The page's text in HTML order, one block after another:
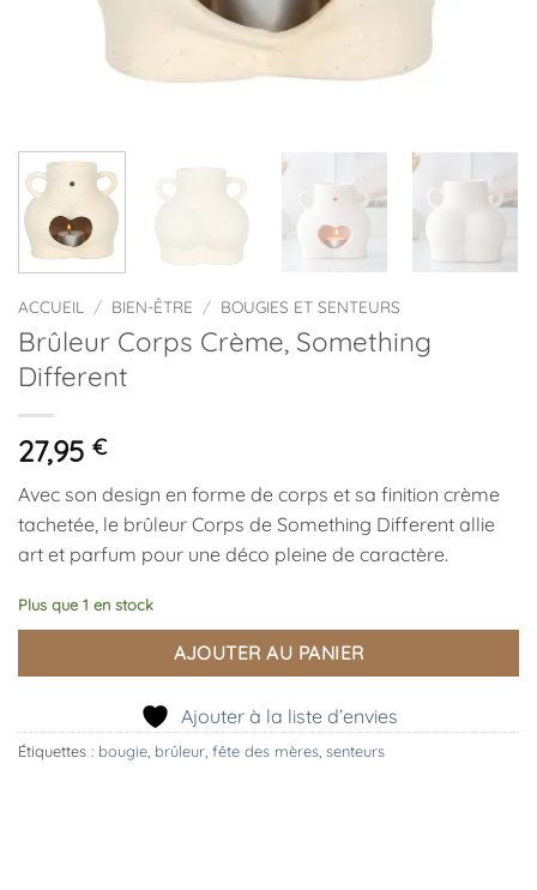
ACCUEIL / BIEN-ÊTRE / BOUGIES ET SENTEURS
Brûleur Corps Crème, Something
Different
27,95 €
Avec son design en forme de corps et sa finition crème
tachetée, le brûleur Corps de Something Different allie
art et parfum pour une déco pleine de caractère.
Plus que 1 en stock
AJOUTER AU PANIER
Ajouter à la liste d’envies
Étiquettes : bougie brûleur fête des mères senteurs